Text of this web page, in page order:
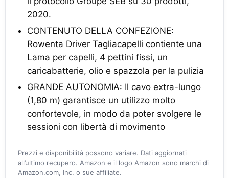
2020.
CONTENUTO DELLA CONFEZIONE:
Rowenta Driver Tagliacapelli contiente una
Lama per capelli, 4 pettini fissi, un
caricabatterie, olio e spazzola per la pulizia
GRANDE AUTONOMIA: Il cavo extra-lungo
(1,80 m) garantisce un utilizzo molto
confortevole, in modo da poter svolgere le
sessioni con libertà di movimento
Prezzi e disponibilità possono variare. Dati aggiornati
all’ultimo recupero. Amazon e il logo Amazon sono marchi di
Amazon.com, Inc. o sue affiliate.